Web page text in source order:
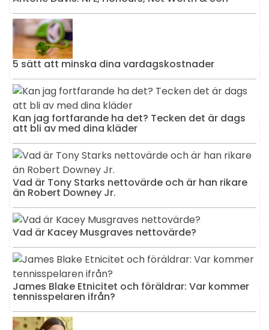
5 sätt att minska dina vardagskostnader
Kan jag fortfarande ha det? Tecken det är dags
att bli av med dina kläder
Vad är Tony Starks nettovärde och är han rikare
än Robert Downey Jr.
Vad är Kacey Musgraves nettovärde?
James Blake Etnicitet och föräldrar: Var kommer
tennisspelaren ifrån?